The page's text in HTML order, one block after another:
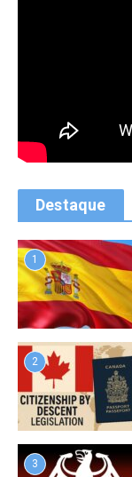
Destaque
1
2
3